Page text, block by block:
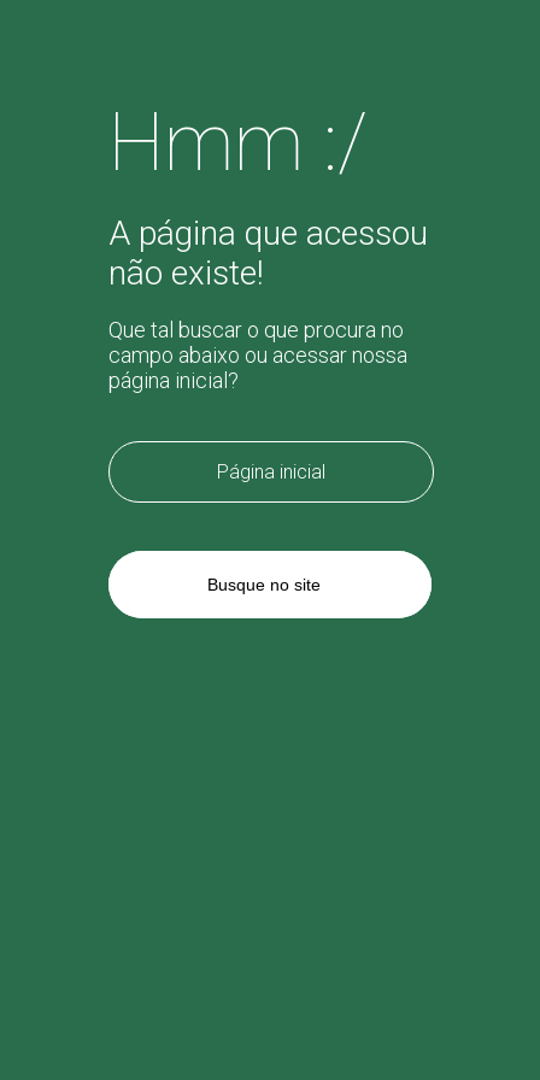
Hmm :/
A página que acessou
não existe!
Que tal buscar o que procura no
campo abaixo ou acessar nossa
página inicial?
Página inicial